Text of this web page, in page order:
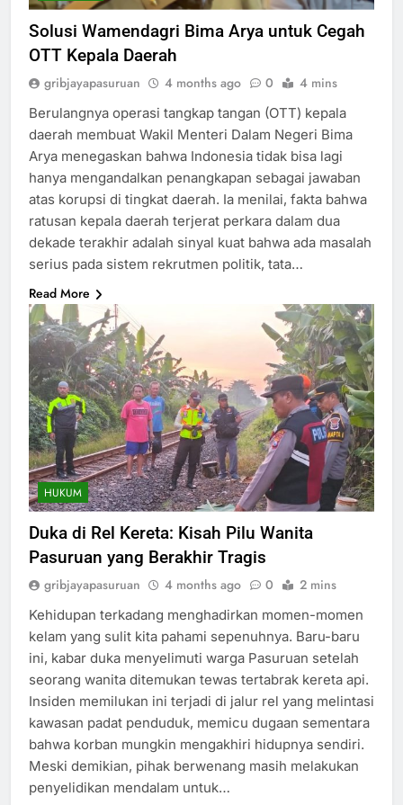
Solusi Wamendagri Bima Arya untuk Cegah
OTT Kepala Daerah
gribjayapasuruan 4 months ago 0 4 mins
Berulangnya operasi tangkap tangan (OTT) kepala
daerah membuat Wakil Menteri Dalam Negeri Bima
Arya menegaskan bahwa Indonesia tidak bisa lagi
hanya mengandalkan penangkapan sebagai jawaban
atas korupsi di tingkat daerah. Ia menilai, fakta bahwa
ratusan kepala daerah terjerat perkara dalam dua
dekade terakhir adalah sinyal kuat bahwa ada masalah
serius pada sistem rekrutmen politik, tata…
Read More
HUKUM
Duka di Rel Kereta: Kisah Pilu Wanita
Pasuruan yang Berakhir Tragis
gribjayapasuruan 4 months ago 0 2 mins
Kehidupan terkadang menghadirkan momen-momen
kelam yang sulit kita pahami sepenuhnya. Baru-baru
ini, kabar duka menyelimuti warga Pasuruan setelah
seorang wanita ditemukan tewas tertabrak kereta api.
Insiden memilukan ini terjadi di jalur rel yang melintasi
kawasan padat penduduk, memicu dugaan sementara
bahwa korban mungkin mengakhiri hidupnya sendiri.
Meski demikian, pihak berwenang masih melakukan
penyelidikan mendalam untuk…